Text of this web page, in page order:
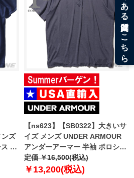
ンズ
フ
【ns623】【SB0322】大きいサ
イズ メンズ UNDER ARMOUR
アンダーアーマー 半袖 ポロシャ
ツ USA直輸入 1378676-410
定価 ￥16,500(税込)
￥13,200(税込)